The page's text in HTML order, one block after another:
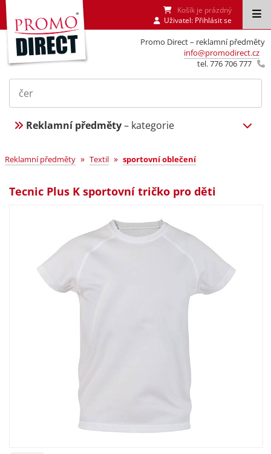
Promo Direct – reklamní předměty
info@promodirect.cz
tel. 776 706 777
Košík je prázdný
Uživatel: Přihlásit se
Reklamní předměty– kategorie
Reklamní předměty » Textil » sportovní oblečení
Tecnic Plus K sportovní tričko pro děti